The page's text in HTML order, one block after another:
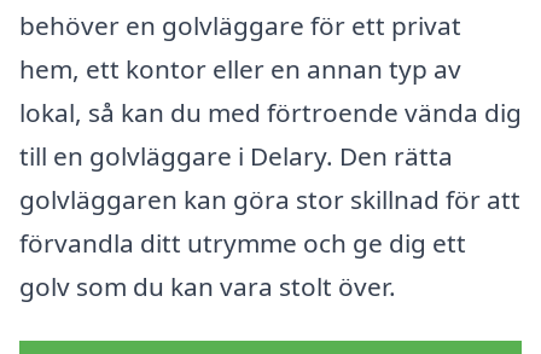
behöver en golvläggare för ett privat
hem, ett kontor eller en annan typ av
lokal, så kan du med förtroende vända dig
till en golvläggare i Delary. Den rätta
golvläggaren kan göra stor skillnad för att
förvandla ditt utrymme och ge dig ett
golv som du kan vara stolt över.